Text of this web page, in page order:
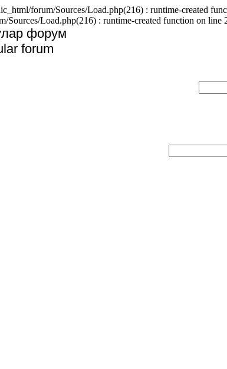
forum/Sources/Load.php(216) : runtime-created
Sources/Load.php(216) : runtime-created function on line
форум
forum